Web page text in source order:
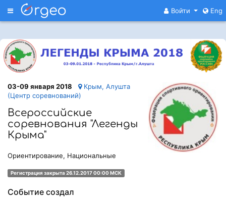
Меню Войти Eng
03-09 января 2018
Крым, Алушта
(Центр соревнований)
Всероссийские
соревнования "Легенды
Крыма"
Ориентирование, Национальные
Регистрация закрыта 26.12.2017 00:00 МСК
Событие создал